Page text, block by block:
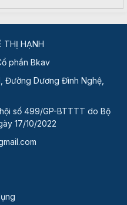
THỊ HẠNH
phần Bkav
Đường Dương Đình Nghệ,
số 499/GP-BTTTT do Bộ
17/10/2022